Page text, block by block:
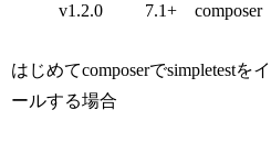
v1.2.0
7.1+ composer
はじめてcomposerでsimpletestを
ールする場合